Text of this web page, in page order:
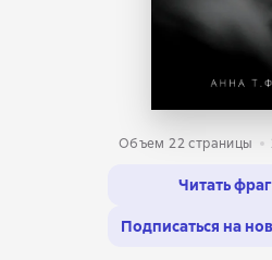
Объем 22 страницы
Читать
Подписаться на